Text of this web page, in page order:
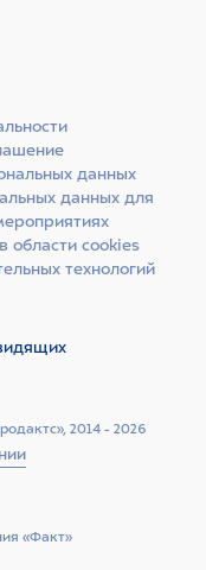
2014 - 2026
данных
данных для
области cookies
технологий
«Факт»